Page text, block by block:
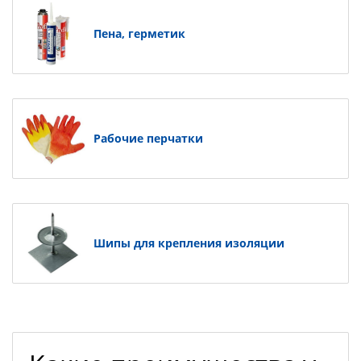
Пена, герметик
Рабочие перчатки
Шипы для крепления изоляции